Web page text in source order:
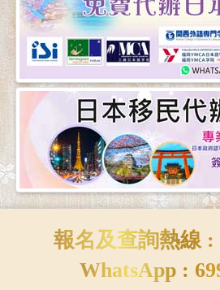
報名及查詢熱線 :
WhatsApp :